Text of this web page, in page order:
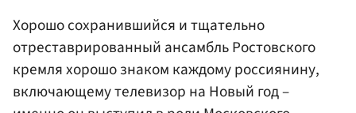
Хорошо сохранившийся и тщательно
отреставрированный ансамбль Ростовского
кремля хорошо знаком каждому россиянину,
включающему телевизор на Новый год –